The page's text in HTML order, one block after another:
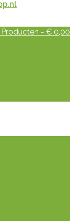
Producten - € 0,00